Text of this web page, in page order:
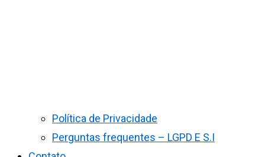
Política de Privacidade
Perguntas frequentes – LGPD E S.I